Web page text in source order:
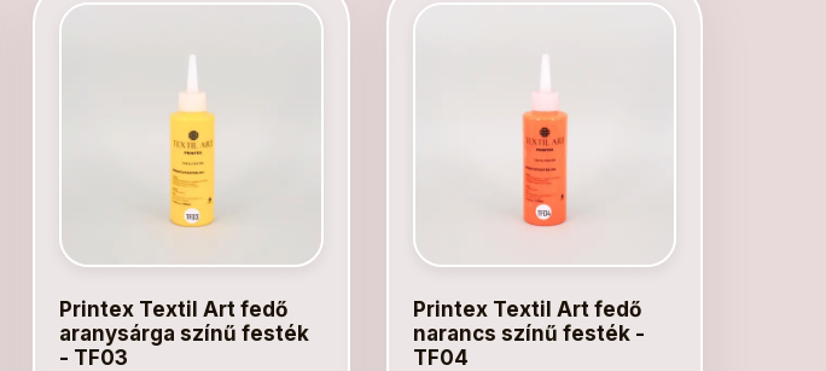
Printex Textil Art fedő
aranysárga színű festék
- TF03
Printex Textil Art fedő
narancs színű festék -
TF04